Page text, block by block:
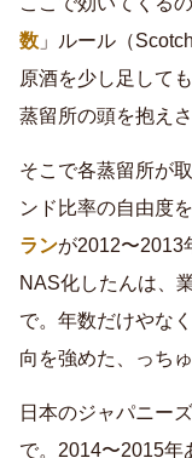
数 」ルール（
原酒を少し足して
蒸留所の頭を抱え
そこで各蒸留所が
ンド比率の自由度
ランが2012〜2013
NAS化したんは、
で。年数だけやな
向を強めた、っち
日本のジャパニー
で。2014〜2015年